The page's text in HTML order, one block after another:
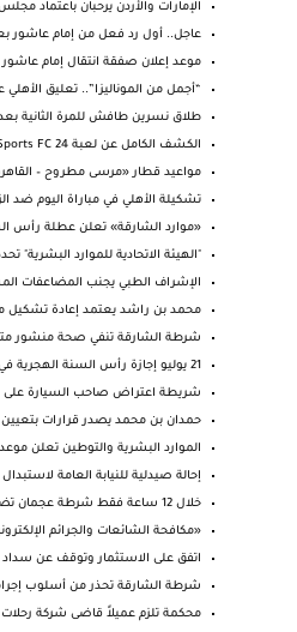
الإمارات والأردن يرحبان باعتماد
عاجل.. أول رد فعل من إمام عاشور
موعد إعلان صفقة انتقال إمام عاشور
“أجمل من الموناليزا”.. تعليق الأهلي
طلاق نسرين طافش للمرة الثانية بعد 3 أشهر من
الكشف الكامل عن لعبة EA Sports FC 24 وموعد الإطلاق
مواعيد قطار «مرسى مطروح –
تشكيلة الأهلي في مباراة اليوم ضد
«موارد الشارقة» تعلن عطلة رأس السنة
"الهيئة الاتحادية للموارد البشرية"
الإشراف الطبي يجنب المضاعفات
محمد بن راشد يعتمد إعادة تشكيل
شرطة الشارقة تنفي صحة منشور
21 يوليو إجازة رأس السنة الهجرية في الجهات الحكومي...
شريطة اعتراض صاحب السيارة على
حمدان بن محمد يصدر قرارات بتعيين
الموارد البشرية والتوطين تعلن
إحالة صيدلية للنيابة العامة
خلال 12 ساعة فقط شرطة عجمان تضبط 3 متهمين سرقوا مص...
«مكافحة الشائعات والجرائم
اتفق على الاستثمار وتوقف عن سداد
شرطة الشارقة تحذر من أسلوب
محكمة تلزم عميلاً قاضى شركة رحلات